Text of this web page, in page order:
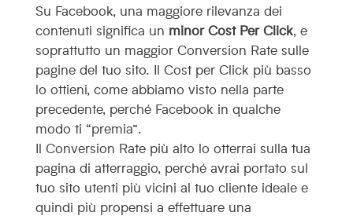
Su Facebook, una maggiore rilevanza dei
contenuti significa un minor Cost Per Click, e
soprattutto un maggior Conversion Rate sulle
pagine del tuo sito. Il Cost per Click più basso
lo ottieni, come abbiamo visto nella parte
precedente, perché Facebook in qualche
modo ti “premia”.
Il Conversion Rate più alto lo otterrai sulla tua
pagina di atterraggio, perché avrai portato sul
tuo sito utenti più vicini al tuo cliente ideale e
quindi più propensi a effettuare una